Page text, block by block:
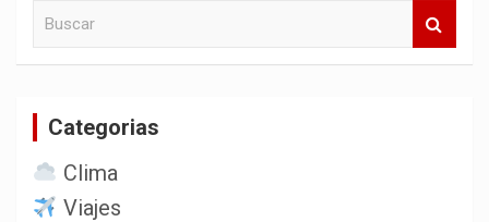
Categorias
Clima
Viajes